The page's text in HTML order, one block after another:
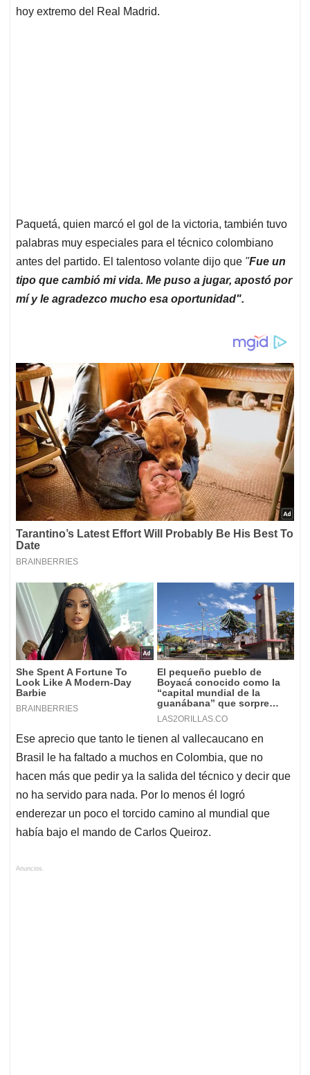
hoy extremo del Real Madrid.
Paquetá, quien marcó el gol de la victoria, también tuvo
palabras muy especiales para el técnico colombiano
antes del partido. El talentoso volante dijo que "Fue un
tipo que cambió mi vida. Me puso a jugar, apostó por
mí y le agradezco mucho esa oportunidad".
Ese aprecio que tanto le tienen al vallecaucano en
Brasil le ha faltado a muchos en Colombia, que no
hacen más que pedir ya la salida del técnico y decir que
no ha servido para nada. Por lo menos él logró
enderezar un poco el torcido camino al mundial que
había bajo el mando de Carlos Queiroz.
Anuncios.